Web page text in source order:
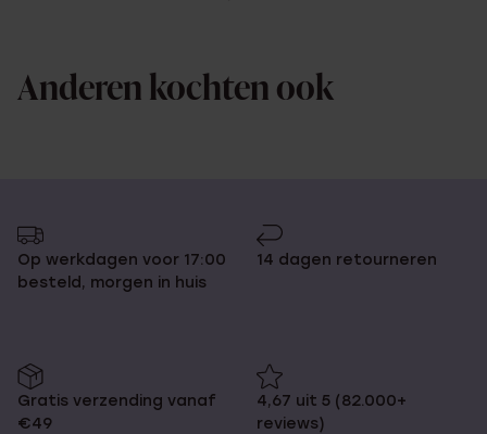
Anderen kochten ook
Op werkdagen voor 17:00
besteld, morgen in huis
14 dagen retourneren
Gratis verzending vanaf
€49
4,67 uit 5 (82.000+
reviews)